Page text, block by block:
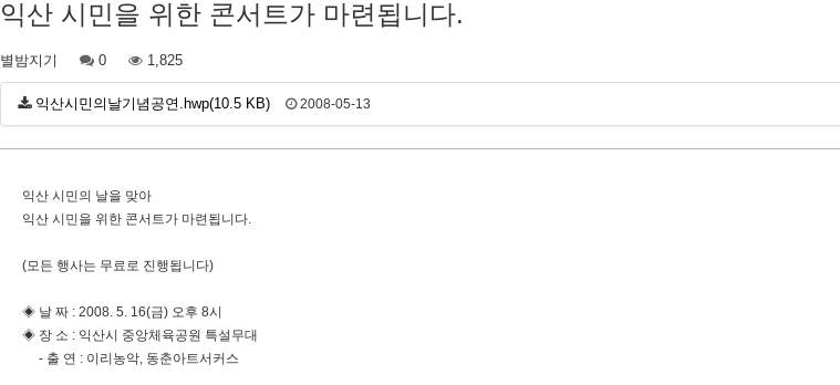
익산 시민을 위한 콘서트가 마련됩니다.
별밤지기 0 1,825
익산시민의날기념공연.hwp(10.5 KB) 2008-05-13
익산 시민의 날을 맞아
익산 시민을 위한 콘서트가 마련됩니다.
(모든 행사는 무료로 진행됩니다)
◈ 날 짜 : 2008. 5. 16(금) 오후 8시
◈ 장 소 : 익산시 중앙체육공원 특설무대
- 출 연 : 이리농악, 동춘아트서커스